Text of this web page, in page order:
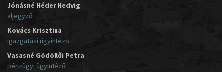
Jónásné Héder Hedvig
aljegyző
Kovács Krisztina
igazgatási ügyintéző
Vasasné Gödöllői Petra
pénzügyi ügyintéző